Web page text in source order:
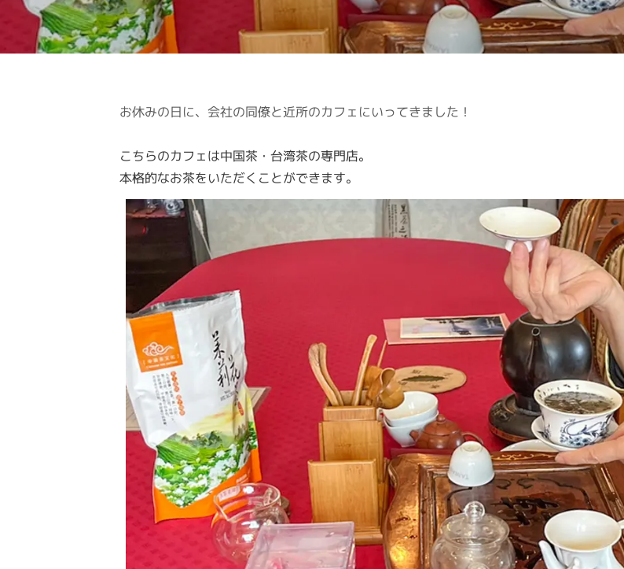
お休みの日に、会社の同僚と近所のカフェにいってきました！
こちらのカフェは中国茶・台湾茶の専門店。
本格的なお茶をいただくことができます。